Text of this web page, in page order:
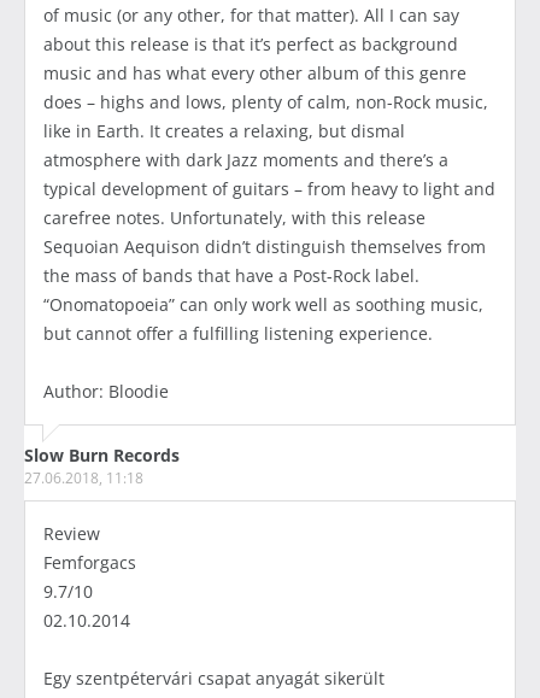
of music (or any other, for that matter). All I can say
about this release is that it’s perfect as background
music and has what every other album of this genre
does – highs and lows, plenty of calm, non-Rock music,
like in Earth. It creates a relaxing, but dismal
atmosphere with dark Jazz moments and there’s a
typical development of guitars – from heavy to light and
carefree notes. Unfortunately, with this release
Sequoian Aequison didn’t distinguish themselves from
the mass of bands that have a Post-Rock label.
“Onomatopoeia” can only work well as soothing music,
but cannot offer a fulfilling listening experience.
Author: Bloodie
Slow Burn Records
27.06.2018, 11:18
Review
Femforgacs
9.7/10
02.10.2014
Egy szentpétervári csapat anyagát sikerült